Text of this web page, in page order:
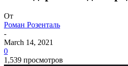
От
Роман Розенталь
-
March 14, 2021
0
1,539 просмотров